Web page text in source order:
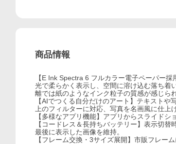
商品情報
【E Ink Spectra 6 フルカラー電子ペーパー
光で柔らかく表示し、空間に溶け込む落ち
離では紙のようなインク粒子の質感が感じら
【AIでつくる自分だけのアート】テキスト
上のフィルターに対応、写真を名画風に仕
【多様なアプリ機能】アプリからスライド
【コードレス＆長持ちバッテリー】表示切
最後に表示した画像を維持。
【フレーム交換・3サイズ展開】市販フレー